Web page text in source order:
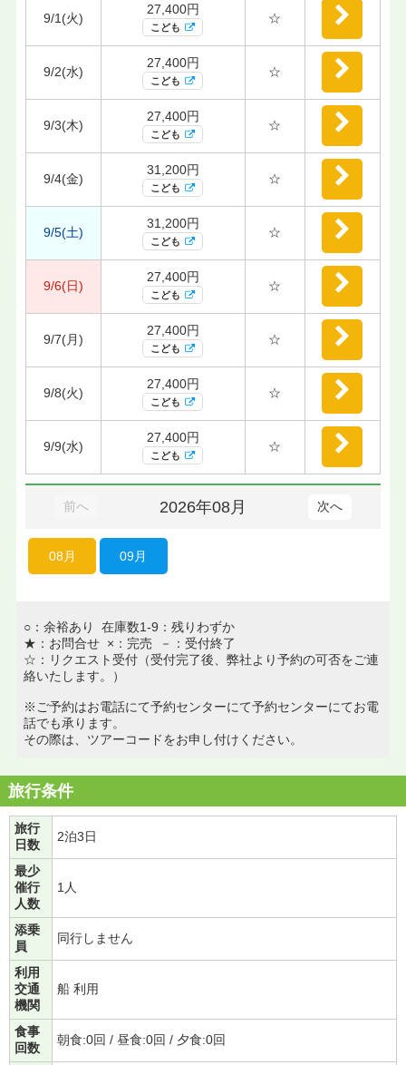
9/1(火)
27,400円
こども
☆
9/2(水)
27,400円
こども
☆
9/3(木)
27,400円
こども
☆
9/4(金)
31,200円
こども
☆
9/5(土)
31,200円
こども
☆
9/6(日)
27,400円
こども
☆
9/7(月)
27,400円
こども
☆
9/8(火)
27,400円
こども
☆
9/9(水)
27,400円
こども
☆
前へ 2026年08月 次へ
08月 09月
○：余裕あり 在庫数1-9：残りわずか
★：お問合せ ×：完売 －：受付終了
☆：リクエスト受付（受付完了後、弊社より予約の可否をご連
絡いたします。）
※ご予約はお電話にて予約センターにて予約センターにてお電
話でも承ります。
その際は、ツアーコードをお申し付けください。
旅行条件
旅行
日数
2泊3日
最少
催行
人数
1人
添乗
員
同行しません
利用
交通
機関
船 利用
食事
回数
朝食:0回 / 昼食:0回 / 夕食:0回